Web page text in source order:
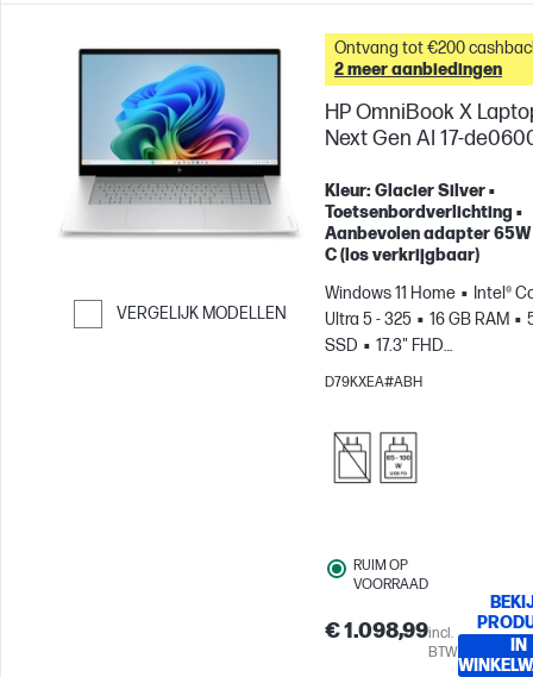
VERGELIJK MODELLEN
Ga verder naar vergelijken
Ontvang tot €200
2 meer aanbiedingen
HP OmniBook X
Next Gen AI 17-
Kleur: Glacier Silver •
Toetsenbordverlichting •
Aanbevolen adapter 65W
C (los verkrijgbaar)
Windows 11 Home
Intel®
Ultra 5 - 325
16 GB RAM
SSD
17.3" FHD
Touchscreen
D79KXEA#ABH
RUIM OP
VOORRAAD
€ 1.098,99incl.
BTW
IN